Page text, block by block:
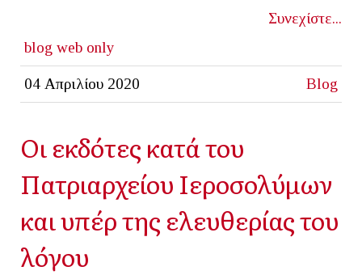
Συνεχίστε...
blog web only
04 Απριλίου 2020 Blog
Οι εκδότες κατά του
Πατριαρχείου Ιεροσολύμων
και υπέρ της ελευθερίας του
λόγου